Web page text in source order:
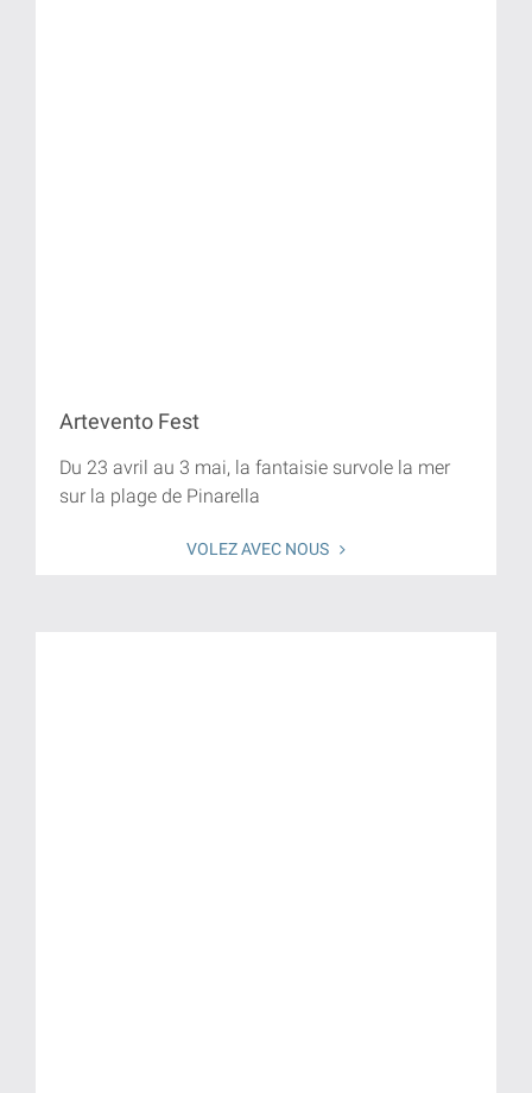
Artevento Fest
Du 23 avril au 3 mai, la fantaisie survole la mer
sur la plage de Pinarella
VOLEZ AVEC NOUS